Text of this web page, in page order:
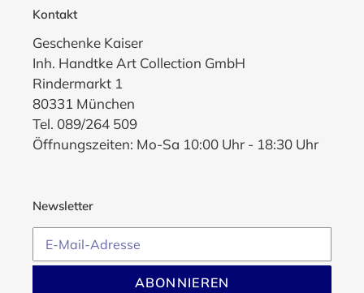
Kontakt
Geschenke Kaiser
Inh. Handtke Art Collection GmbH
Rindermarkt 1
80331 München
Tel. 089/264 509
Öffnungszeiten: Mo-Sa 10:00 Uhr - 18:30 Uhr
Newsletter
ABONNIEREN